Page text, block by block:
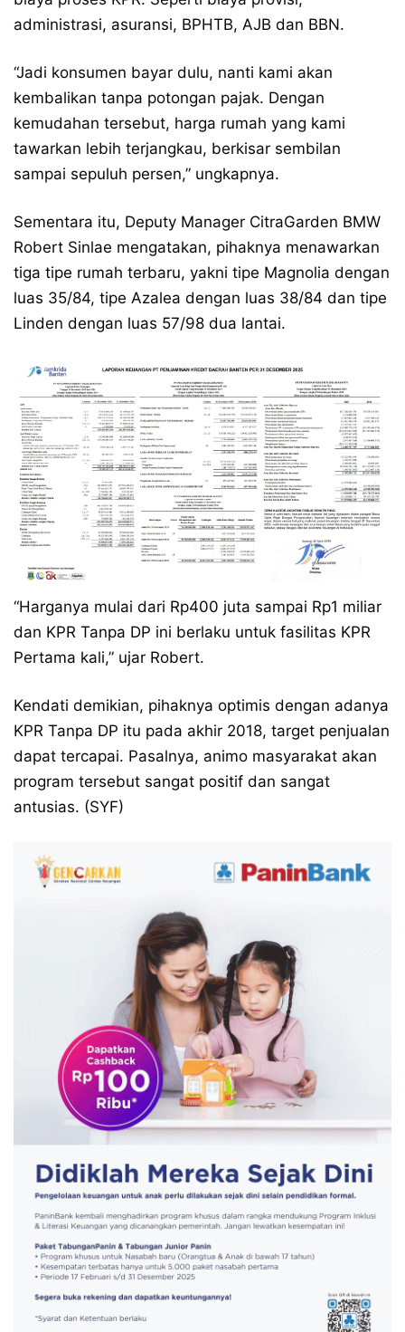
administrasi, asuransi, BPHTB, AJB dan BBN.
“Jadi konsumen bayar dulu, nanti kami akan
kembalikan tanpa potongan pajak. Dengan
kemudahan tersebut, harga rumah yang kami
tawarkan lebih terjangkau, berkisar sembilan
sampai sepuluh persen,” ungkapnya.
Sementara itu, Deputy Manager CitraGarden BMW
Robert Sinlae mengatakan, pihaknya menawarkan
tiga tipe rumah terbaru, yakni tipe Magnolia dengan
luas 35/84, tipe Azalea dengan luas 38/84 dan tipe
Linden dengan luas 57/98 dua lantai.
“Harganya mulai dari Rp400 juta sampai Rp1 miliar
dan KPR Tanpa DP ini berlaku untuk fasilitas KPR
Pertama kali,” ujar Robert.
Kendati demikian, pihaknya optimis dengan adanya
KPR Tanpa DP itu pada akhir 2018, target penjualan
dapat tercapai. Pasalnya, animo masyarakat akan
program tersebut sangat positif dan sangat
antusias. (SYF)